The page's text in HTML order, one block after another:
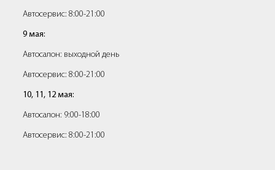
Автосервис: 8:00-21:00
9 мая:
Автосалон: выходной день
Автосервис: 8:00-21:00
10, 11, 12 мая:
Автосалон: 9:00-18:00
Автосервис: 8:00-21:00